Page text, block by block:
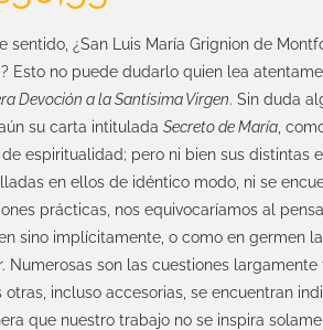
sentido, ¿San Luis María Grignion de
Esto no puede dudarlo quien lea
Devoción a la Santísima Virgen. Sin duda
su carta intituladaSecreto de María ,
espiritualidad; pero ni bien sus distintas
en ellos de idéntico modo, ni se
prácticas, nos equivocaríamos al
sino implícitamente, o como en germen
Numerosas son las cuestiones
otras, incluso accesorias, se encuentran
que nuestro trabajo no se inspira